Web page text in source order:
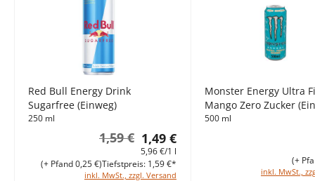
Red Bull Energy Drink
Sugarfree (Einweg)
250 ml
1,49 €
1,59 €
5,96 €/1 l
inkl. MwSt., zzgl. Versand
(+ Pfand 0,25 €)Tiefstpreis: 1,59 €*
Monster Energy Ultra
Mango Zero Zucker
500 ml
inkl. MwSt.,
(+